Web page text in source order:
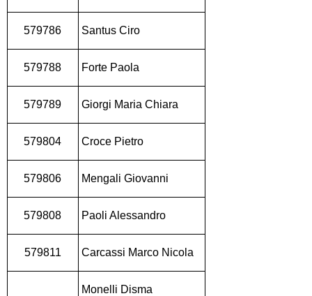
579786 Santus Ciro
579788 Forte Paola
579789 Giorgi Maria Chiara
579804 Croce Pietro
579806 Mengali Giovanni
579808 Paoli Alessandro
579811 Carcassi Marco Nicola
Monelli Disma